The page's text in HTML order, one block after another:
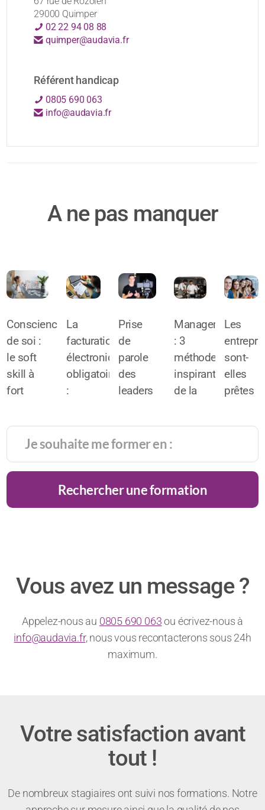
29000 Quimper
02 22 94 08 88
quimper@audavia.fr
Référent handicap
0805 690 063
info@audavia.fr
A ne pas manquer
Conscience
de soi :
le soft
skill à
fort
de
réussite
très
prisé
recruteurs
La
facturation
électronique
obligatoire
:
du
chiffre
!
Prise
de
parole
des
leaders
caméra
:
rester
charismatique
?
Management
: 3
méthodes
inspirantes
de la
gastronomie
Les
sont-
elles
prêtes
intégrer
alpha
Rechercher une formation
Vous avez un message ?
Appelez-nous au 0805 690 063ou écrivez-nous à
info@audavia.fr, nous vous recontacterons sous 24h
maximum.
Votre satisfaction avant
tout !
De nombreux stagiaires ont suivi nos formations. Notre